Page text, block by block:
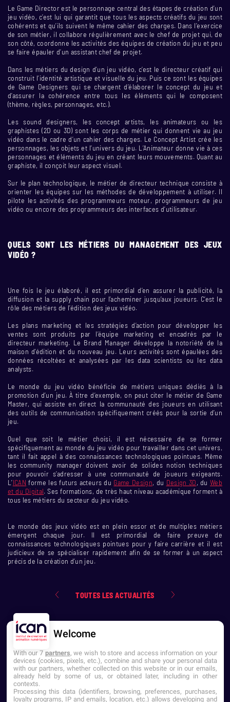
Le Game Director est le personnage central des étapes de création d’un
jeu vidéo, c’est lui qui garantit que tous les aspects créatifs du jeu sont
cohérents et qu’ils suivent le même cahier des charges. Dans l’exercice
de son métier, il collabore régulièrement avec le chef de projet qui, de
son côté, coordonne les activités des équipes de création du jeu et peu
se faire épauler d’un assistant chef de projet.
Dans les métiers du design d’un jeu vidéo, c’est le directeur créatif qui
construit l’identité artistique et visuelle du jeu. Puis ce sont les équipes
de Game Designers qui se chargent d’élaborer le concept du jeu et
d’assurer la cohérence entre tous les éléments qui le composent
(thème, règles, personnages, etc.).
Les sound designers, les concept artists, les animateurs ou les
graphistes (2D ou 3D) sont les corps de métier qui donnent vie au jeu
vidéo dans le cadre d’un cahier des charges. Le Concept Artist crée les
personnages, les objets et l’univers du jeu. L’Animateur donne vie à ces
personnages et éléments du jeu en créant leurs mouvements. Quant au
graphiste, il conçoit leur aspect visuel.
Sur le plan technologique, le métier de directeur technique consiste à
orienter les équipes sur les méthodes de développement à utiliser. Il
pilote les activités des programmeurs moteur, programmeurs de jeu
vidéo ou encore des programmeurs des interfaces d’utilisateur.
QUELS SONT LES MÉTIERS DU MANAGEMENT DES JEUX
VIDÉO ?
Une fois le jeu élaboré, il est primordial d’en assurer la publicité, la
diffusion et la supply chain pour l’acheminer jusqu’aux joueurs. C’est le
rôle des métiers de l’édition des jeux vidéo.
Les plans marketing et les stratégies d’action pour développer les
ventes sont produits par l’équipe marketing et encadrés par le
directeur marketing. Le Brand Manager développe la notoriété de la
maison d’édition et du nouveau jeu. Leurs activités sont épaulées des
données récoltées et analysées par les data scientists ou les data
analysts.
Le monde du jeu vidéo bénéficie de métiers uniques dédiés à la
promotion d’un jeu. À titre d’exemple, on peut citer le métier de Game
Master, qui assiste en direct la communauté des joueurs en utilisant
des outils de communication spécifiquement créés pour la sortie d’un
jeu.
Quel que soit le métier choisi, il est nécessaire de se former
spécifiquement au monde du jeu vidéo pour travailler dans cet univers,
tant il fait appel à des connaissances technologiques pointues. Même
les community manager doivent avoir de solides notion techniques
pour pouvoir s’adresser à une communauté de joueurs exigeants.
L’ICAN forme les futurs acteurs du Game Design, du Design 3D, du Web
et du Digital. Ses formations, de très haut niveau académique forment à
tous les métiers du secteur du jeu vidéo.
Le monde des jeux vidéo est en plein essor et de multiples métiers
émergent chaque jour. Il est primordial de faire preuve de
connaissances technologiques pointues pour y faire carrière et il est
judicieux de se spécialiser rapidement afin de se former à un aspect
précis de la création d’un jeu.
TOUTES LES ACTUALITÉS
NOUS CONTACTER
Welcome
With our 7 partners, we wish to store and access information on your
devices (cookies, pixels, etc.), combine and share your personal data
with our partners, whether collected on this website or in our emails,
already held by some of us, or obtained later, including in other
contexts.
Processing this data (identifiers, browsing, preferences, purchases,
loyalty programs, IP and emails, location, etc.) allows developing and